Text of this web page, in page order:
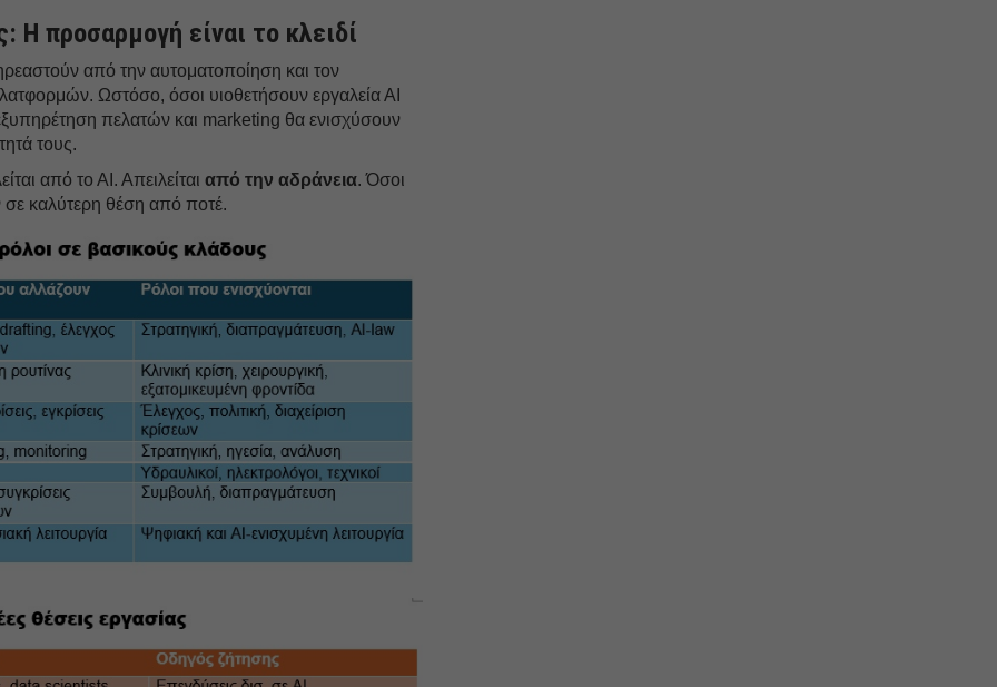
Η προσαρμογή είναι το κλειδί
από την αυτοματοποίηση και τον
Ωστόσο, όσοι υιοθετήσουν εργαλεία ΑΙ
πελατών και marketing θα ενισχύσουν
τους.
από το ΑΙ. Απειλείταιαπό την αδράνεια. Όσοι
καλύτερη θέση από ποτέ.